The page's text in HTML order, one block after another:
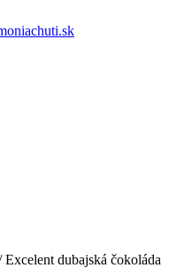
Excelent dubajská čokoláda